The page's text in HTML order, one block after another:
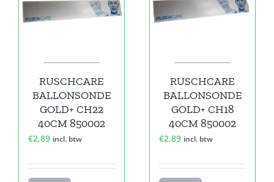
RUSCHCARE
BALLONSONDE
GOLD+ CH22
40CM 850002
€2,89 incl. btw
RUSCHCARE
BALLONSONDE
GOLD+ CH18
40CM 850002
€2,89 incl. btw